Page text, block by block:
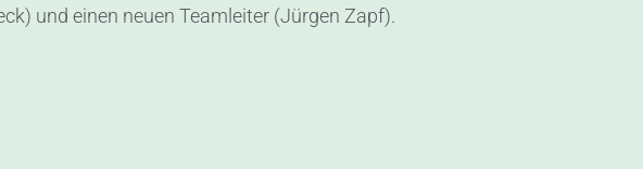
und einen neuen Teamleiter (Jürgen Zapf).